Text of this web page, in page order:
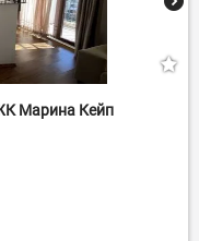
Марина Кейп